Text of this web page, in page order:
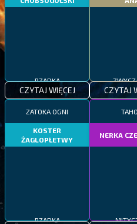
CZYTAJ WIĘCEJ CZYTAJ
ZATOKA OGNI
KOSTER
ŻAGLOPŁETWY
NERKA